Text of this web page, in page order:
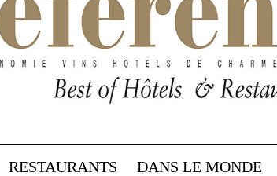
RESTAURANTS DANS LE MONDE